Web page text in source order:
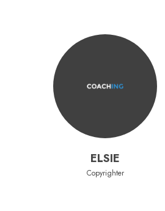
ELSIE
Copyrighter